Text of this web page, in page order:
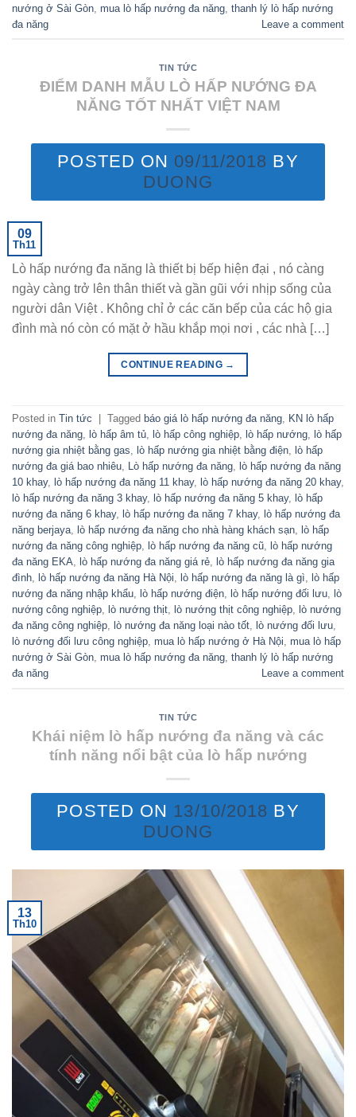
nướng ở Sài Gòn mua lò hấp nướng đa năng thanh lý lò hấp nướng
đa năng
Leave a comment
TIN TỨC
ĐIỂM DANH MẪU LÒ HẤP NƯỚNG ĐA
NĂNG TỐT NHẤT VIỆT NAM
POSTED ON 09/11/2018 BY
DUONG
09
Th11
Lò hấp nướng đa năng là thiết bị bếp hiện đại , nó càng
ngày càng trở lên thân thiết và gần gũi với nhịp sống của
người dân Việt . Không chỉ ở các căn bếp của các hộ gia
đình mà nó còn có mặt ở hầu khắp mọi nơi , các nhà […]
CONTINUE READING →
Posted in Tin tức Tagged báo giá lò hấp nướng đa năng, KN lò hấp
nướng đa năng, lò hấp âm tủ, lò hấp công nghiệp, lò hấp nướng, lò hấp
nướng gia nhiệt bằng gas, lò hấp nướng gia nhiệt bằng điện, lò hấp
nướng đa giá bao nhiêu, Lò hấp nướng đa năng, lò hấp nướng đa năng
10 khay, lò hấp nướng đa năng 11 khay, lò hấp nướng đa năng 20 khay,
lò hấp nướng đa năng 3 khay, lò hấp nướng đa năng 5 khay, lò hấp
nướng đa năng 6 khay, lò hấp nướng đa năng 7 khay, lò hấp nướng đa
năng berjaya, lò hấp nướng đa năng cho nhà hàng khách sạn, lò hấp
nướng đa năng công nghiệp, lò hấp nướng đa năng cũ, lò hấp nướng
đa năng EKA, lò hấp nướng đa năng giá rẻ, lò hấp nướng đa năng gia
đình, lò hấp nướng đa năng Hà Nội, lò hấp nướng đa năng là gì, lò hấp
nướng đa năng nhập khẩu, lò hấp nướng điện, lò hấp nướng đối lưu, lò
nướng công nghiệp, lò nướng thịt, lò nướng thịt công nghiệp, lò nướng
đa năng công nghiệp, lò nướng đa năng loại nào tốt, lò nướng đối lưu,
lò nướng đối lưu công nghiệp, mua lò hấp nướng ở Hà Nội, mua lò hấp
nướng ở Sài Gòn, mua lò hấp nướng đa năng, thanh lý lò hấp nướng
đa năng
Leave a comment
TIN TỨC
Khái niệm lò hấp nướng đa năng và các
tính năng nổi bật của lò hấp nướng
POSTED ON 13/10/2018 BY
DUONG
13
Th10